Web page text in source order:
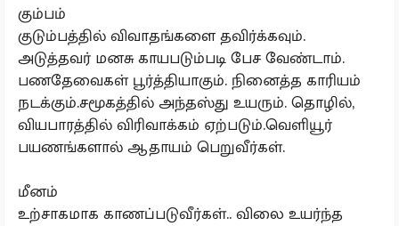
கும்பம்
குடும்பத்தில் விவாதங்களை தவிர்க்கவும்.
அடுத்தவர் மனசு காயபடும்படி பேச வேண்டாம்.
பணதேவைகள் பூர்த்தியாகும். நினைத்த காரியம்
நடக்கும்.சமூகத்தில் அந்தஸ்து உயரும். தொழில்,
வியபாரத்தில் விரிவாக்கம் ஏற்படும்.வெளியூர்
பயணங்களால் ஆதாயம் பெறுவீர்கள்.
மீனம்
உற்சாகமாக காணப்படுவீர்கள்.. விலை உயர்ந்த